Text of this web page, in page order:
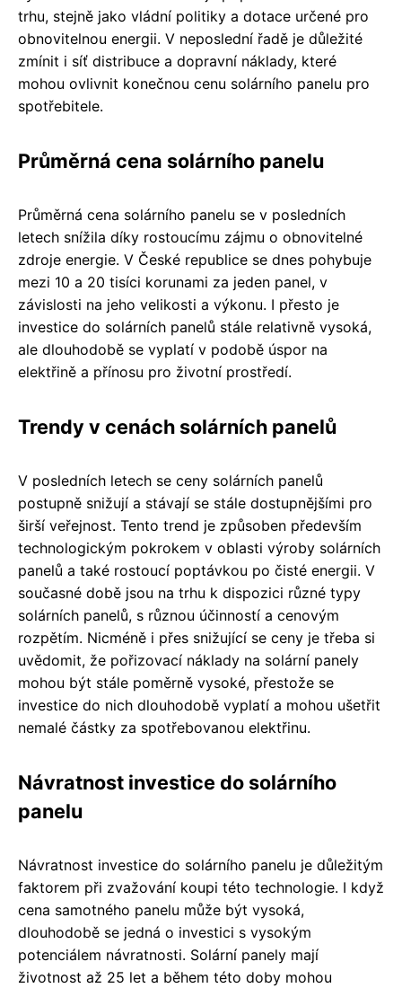
trhu, stejně jako vládní politiky a dotace určené pro
obnovitelnou energii. V neposlední řadě je důležité
zmínit i síť distribuce a dopravní náklady, které
mohou ovlivnit konečnou cenu solárního panelu pro
spotřebitele.
Průměrná cena solárního panelu
Průměrná cena solárního panelu se v posledních
letech snížila díky rostoucímu zájmu o obnovitelné
zdroje energie. V České republice se dnes pohybuje
mezi 10 a 20 tisíci korunami za jeden panel, v
závislosti na jeho velikosti a výkonu. I přesto je
investice do solárních panelů stále relativně vysoká,
ale dlouhodobě se vyplatí v podobě úspor na
elektřině a přínosu pro životní prostředí.
Trendy v cenách solárních panelů
V posledních letech se ceny solárních panelů
postupně snižují a stávají se stále dostupnějšími pro
širší veřejnost. Tento trend je způsoben především
technologickým pokrokem v oblasti výroby solárních
panelů a také rostoucí poptávkou po čisté energii. V
současné době jsou na trhu k dispozici různé typy
solárních panelů, s různou účinností a cenovým
rozpětím. Nicméně i přes snižující se ceny je třeba si
uvědomit, že pořizovací náklady na solární panely
mohou být stále poměrně vysoké, přestože se
investice do nich dlouhodobě vyplatí a mohou ušetřit
nemalé částky za spotřebovanou elektřinu.
Návratnost investice do solárního
panelu
Návratnost investice do solárního panelu je důležitým
faktorem při zvažování koupi této technologie. I když
cena samotného panelu může být vysoká,
dlouhodobě se jedná o investici s vysokým
potenciálem návratnosti. Solární panely mají
životnost až 25 let a během této doby mohou